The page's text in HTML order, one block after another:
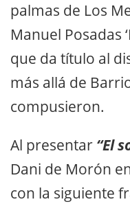
palmas de Los
Manuel Posadas
que da título al
más allá de
compusieron.
Al presentar “El
Dani de Morón
con la siguiente